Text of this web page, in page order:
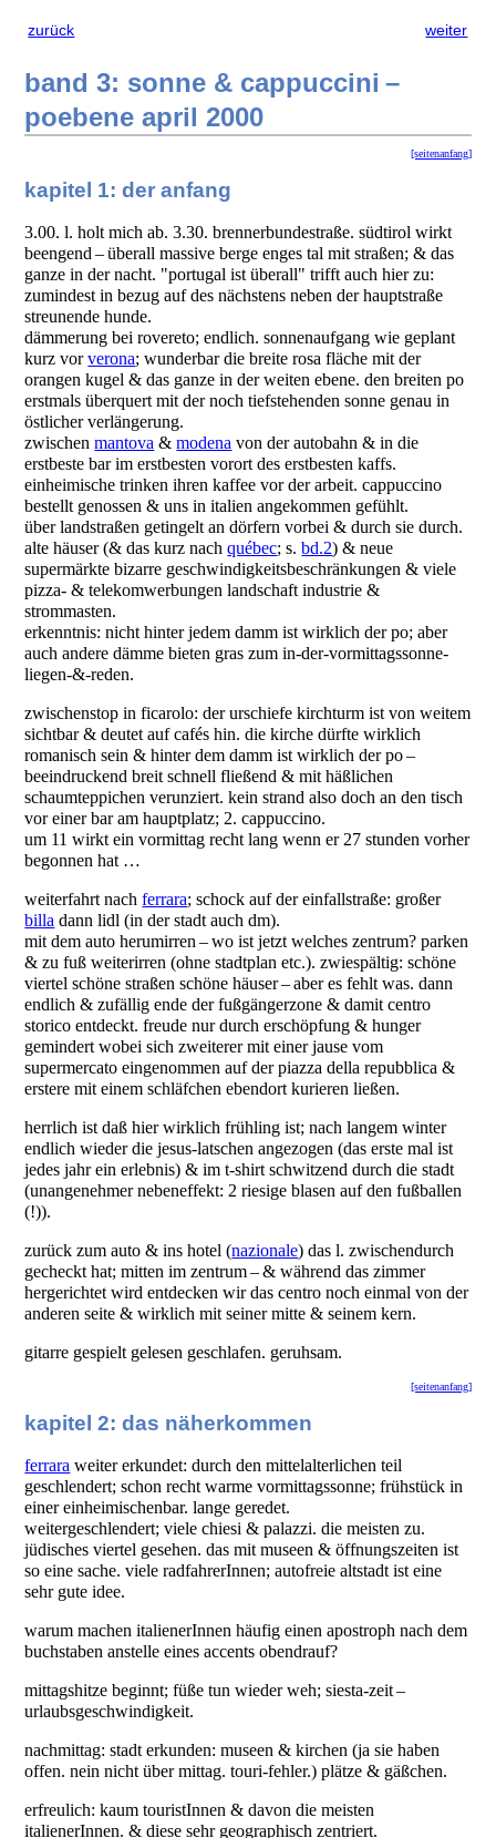
zurück weiter
band 3: sonne & cappuccini –
poebene april 2000
[seitenanfang]
kapitel 1: der anfang
3.00. l. holt mich ab. 3.30. brennerbundestraße. südtirol wirkt
beengend – überall massive berge enges tal mit straßen; & das
ganze in der nacht. "portugal ist überall" trifft auch hier zu:
zumindest in bezug auf des nächstens neben der hauptstraße
streunende hunde.
dämmerung bei rovereto; endlich. sonnenaufgang wie geplant
kurz vorverona; wunderbar die breite rosa fläche mit der
orangen kugel & das ganze in der weiten ebene. den breiten po
erstmals überquert mit der noch tiefstehenden sonne genau in
östlicher verlängerung.
zwischenmantova &modena von der autobahn & in die
erstbeste bar im erstbesten vorort des erstbesten kaffs.
einheimische trinken ihren kaffee vor der arbeit. cappuccino
bestellt genossen & uns in italien angekommen gefühlt.
über landstraßen getingelt an dörfern vorbei & durch sie durch.
alte häuser (& das kurz nachquébec; s.bd.2) & neue
supermärkte bizarre geschwindigkeitsbeschränkungen & viele
pizza- & telekomwerbungen landschaft industrie &
strommasten.
erkenntnis: nicht hinter jedem damm ist wirklich der po; aber
auch andere dämme bieten gras zum in-der-vormittagssonne-
liegen-&-reden.
zwischenstop in ficarolo: der urschiefe kirchturm ist von weitem
sichtbar & deutet auf cafés hin. die kirche dürfte wirklich
romanisch sein & hinter dem damm ist wirklich der po –
beeindruckend breit schnell fließend & mit häßlichen
schaumteppichen verunziert. kein strand also doch an den tisch
vor einer bar am hauptplatz; 2. cappuccino.
um 11 wirkt ein vormittag recht lang wenn er 27 stunden vorher
begonnen hat …
weiterfahrt nachferrara; schock auf der einfallstraße: großer
billa dann lidl (in der stadt auch dm).
mit dem auto herumirren – wo ist jetzt welches zentrum? parken
& zu fuß weiterirren (ohne stadtplan etc.). zwiespältig: schöne
viertel schöne straßen schöne häuser – aber es fehlt was. dann
endlich & zufällig ende der fußgängerzone & damit centro
storico entdeckt. freude nur durch erschöpfung & hunger
gemindert wobei sich zweiterer mit einer jause vom
supermercato eingenommen auf der piazza della repubblica &
erstere mit einem schläfchen ebendort kurieren ließen.
herrlich ist daß hier wirklich frühling ist; nach langem winter
endlich wieder die jesus-latschen angezogen (das erste mal ist
jedes jahr ein erlebnis) & im t-shirt schwitzend durch die stadt
(unangenehmer nebeneffekt: 2 riesige blasen auf den fußballen
(!)).
zurück zum auto & ins hotel (nazionale) das l. zwischendurch
gecheckt hat; mitten im zentrum – & während das zimmer
hergerichtet wird entdecken wir das centro noch einmal von der
anderen seite & wirklich mit seiner mitte & seinem kern.
gitarre gespielt gelesen geschlafen. geruhsam.
[seitenanfang]
kapitel 2: das näherkommen
ferrara weiter erkundet: durch den mittelalterlichen teil
geschlendert; schon recht warme vormittagssonne; frühstück in
einer einheimischenbar. lange geredet.
weitergeschlendert; viele chiesi & palazzi. die meisten zu.
jüdisches viertel gesehen. das mit museen & öffnungszeiten ist
so eine sache. viele radfahrerInnen; autofreie altstadt ist eine
sehr gute idee.
warum machen italienerInnen häufig einen apostroph nach dem
buchstaben anstelle eines accents obendrauf?
mittagshitze beginnt; füße tun wieder weh; siesta-zeit –
urlaubsgeschwindigkeit.
nachmittag: stadt erkunden: museen & kirchen (ja sie haben
offen. nein nicht über mittag. touri-fehler.) plätze & gäßchen.
erfreulich: kaum touristInnen & davon die meisten
italienerInnen. & diese sehr geographisch zentriert.